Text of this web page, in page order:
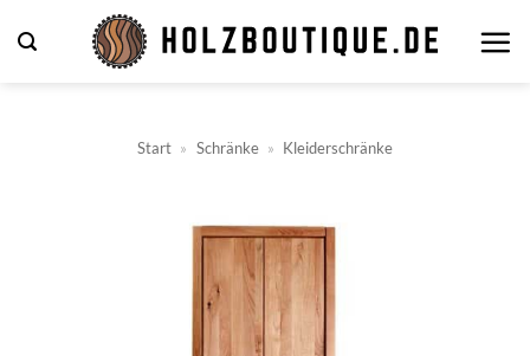
Inhalt
Start » Schränke » Kleiderschränke